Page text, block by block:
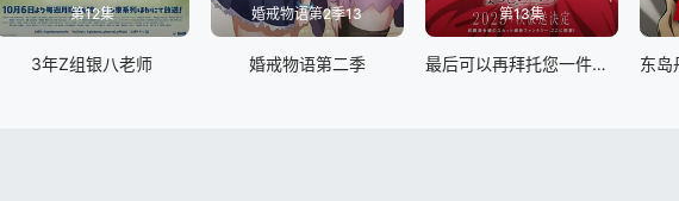
第12集
3年Z组银八老师
婚戒物语第2季13
婚戒物语第二季
第13集
最后可以再拜托您一件事吗